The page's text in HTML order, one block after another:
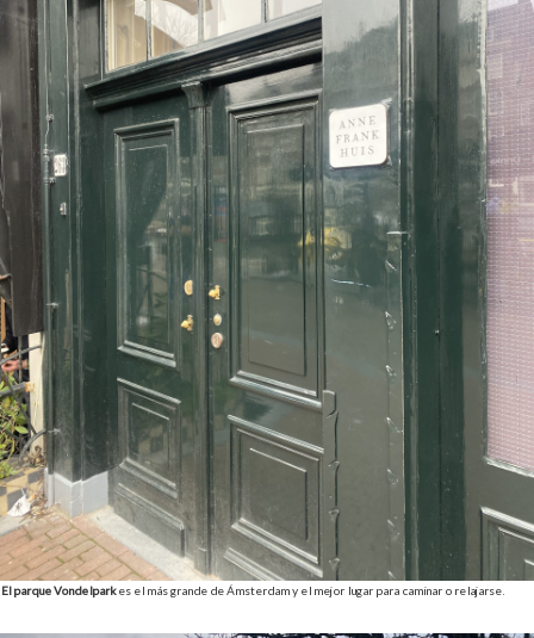
El parque Vondelparkes el más grande de Ámsterdam y el mejor lugar para caminar o relajarse.